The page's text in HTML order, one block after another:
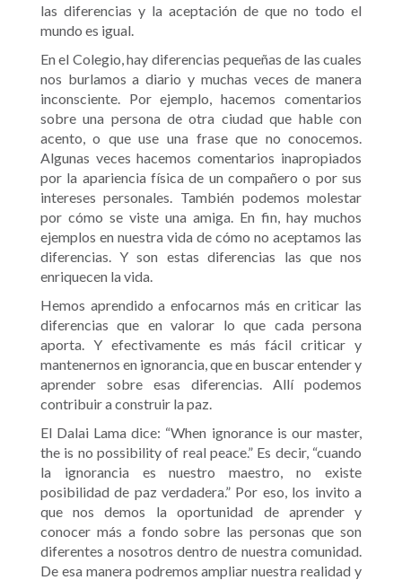
las diferencias y la aceptación de que no todo el
mundo es igual.
En el Colegio, hay diferencias pequeñas de las cuales
nos burlamos a diario y muchas veces de manera
inconsciente. Por ejemplo, hacemos comentarios
sobre una persona de otra ciudad que hable con
acento, o que use una frase que no conocemos.
Algunas veces hacemos comentarios inapropiados
por la apariencia física de un compañero o por sus
intereses personales. También podemos molestar
por cómo se viste una amiga. En fin, hay muchos
ejemplos en nuestra vida de cómo no aceptamos las
diferencias. Y son estas diferencias las que nos
enriquecen la vida.
Hemos aprendido a enfocarnos más en criticar las
diferencias que en valorar lo que cada persona
aporta. Y efectivamente es más fácil criticar y
mantenernos en ignorancia, que en buscar entender y
aprender sobre esas diferencias. Allí podemos
contribuir a construir la paz.
El Dalai Lama dice: “When ignorance is our master,
the is no possibility of real peace.” Es decir, “cuando
la ignorancia es nuestro maestro, no existe
posibilidad de paz verdadera.” Por eso, los invito a
que nos demos la oportunidad de aprender y
conocer más a fondo sobre las personas que son
diferentes a nosotros dentro de nuestra comunidad.
De esa manera podremos ampliar nuestra realidad y